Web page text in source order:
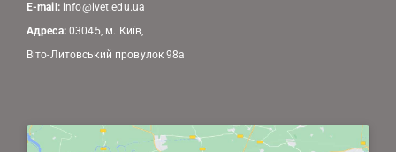
E-mail: info@ivet.edu.ua
Адреса:03045, м. Київ,
Віто-Литовський провулок 98а